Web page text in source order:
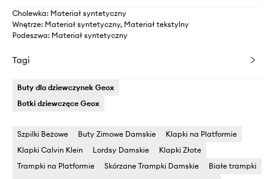
Cholewka: Materiał syntetyczny
Wnętrze: Materiał syntetyczny, Materiał tekstylny
Podeszwa: Materiał syntetyczny
Tagi
Buty dla dziewczynek Geox
Botki dziewczęce Geox
Szpilki Beżowe Buty Zimowe Damskie
Klapki na Platformie
Klapki Calvin Klein
Lordsy Damskie
Klapki Złote
Trampki na Platformie
Skórzane Trampki Damskie
Białe trampki